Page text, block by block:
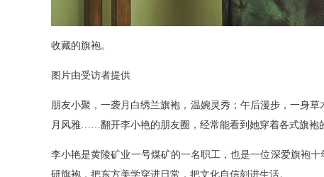
收藏的旗袍。
图片由受访者提供
朋友小聚，一袭月白绣兰旗袍，温婉灵秀；午后漫步，一身
月风雅……翻开李小艳的朋友圈，经常能看到她穿着各式旗袍
李小艳是黄陵矿业一号煤矿的一名职工，也是一位深爱旗袍
研旗袍，把东方美学穿进日常，把文化自信刻进生活。